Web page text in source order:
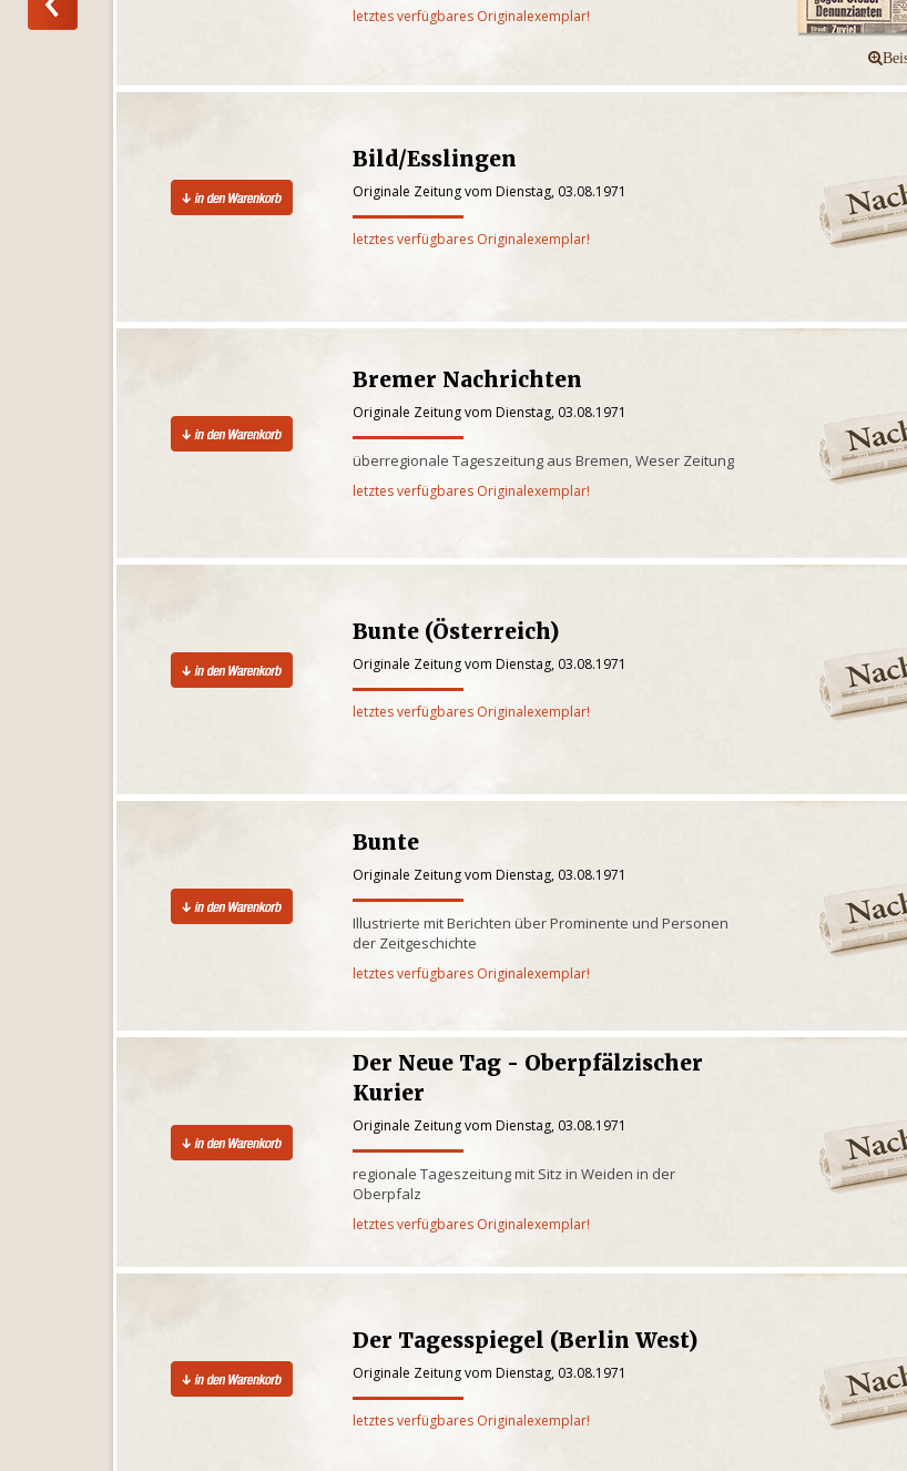
letztes verfügbares Originalexemplar!
Bild/Esslingen
Originale Zeitung vom Dienstag, 03.08.1971
letztes verfügbares Originalexemplar!
Bremer Nachrichten
Originale Zeitung vom Dienstag, 03.08.1971
überregionale Tageszeitung aus Bremen, Weser Zeitung
letztes verfügbares Originalexemplar!
Bunte (Österreich)
Originale Zeitung vom Dienstag, 03.08.1971
letztes verfügbares Originalexemplar!
Bunte
Originale Zeitung vom Dienstag, 03.08.1971
Illustrierte mit Berichten über Prominente und Personen
der Zeitgeschichte
letztes verfügbares Originalexemplar!
Der Neue Tag - Oberpfälzischer
Kurier
Originale Zeitung vom Dienstag, 03.08.1971
regionale Tageszeitung mit Sitz in Weiden in der
Oberpfalz
letztes verfügbares Originalexemplar!
Der Tagesspiegel (Berlin West)
Originale Zeitung vom Dienstag, 03.08.1971
letztes verfügbares Originalexemplar!